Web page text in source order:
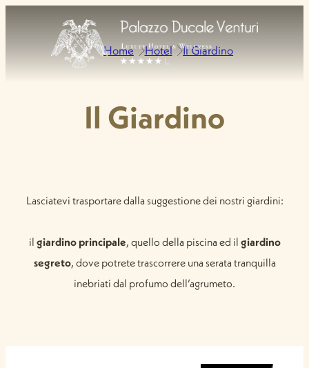
Home Hotel Il Giardino
Il Giardino
Lasciatevi trasportare dalla suggestione dei nostri giardini:
il giardino principale, quello della piscina ed il giardino
segreto, dove potrete trascorrere una serata tranquilla
inebriati dal profumo dell’agrumeto.